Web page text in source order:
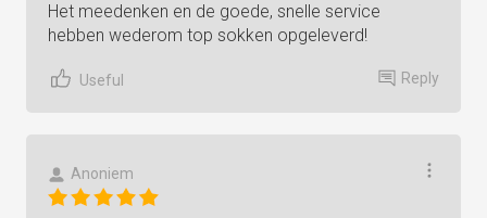
Het meedenken en de goede, snelle service
hebben wederom top sokken opgeleverd!
Useful Reply
Anoniem